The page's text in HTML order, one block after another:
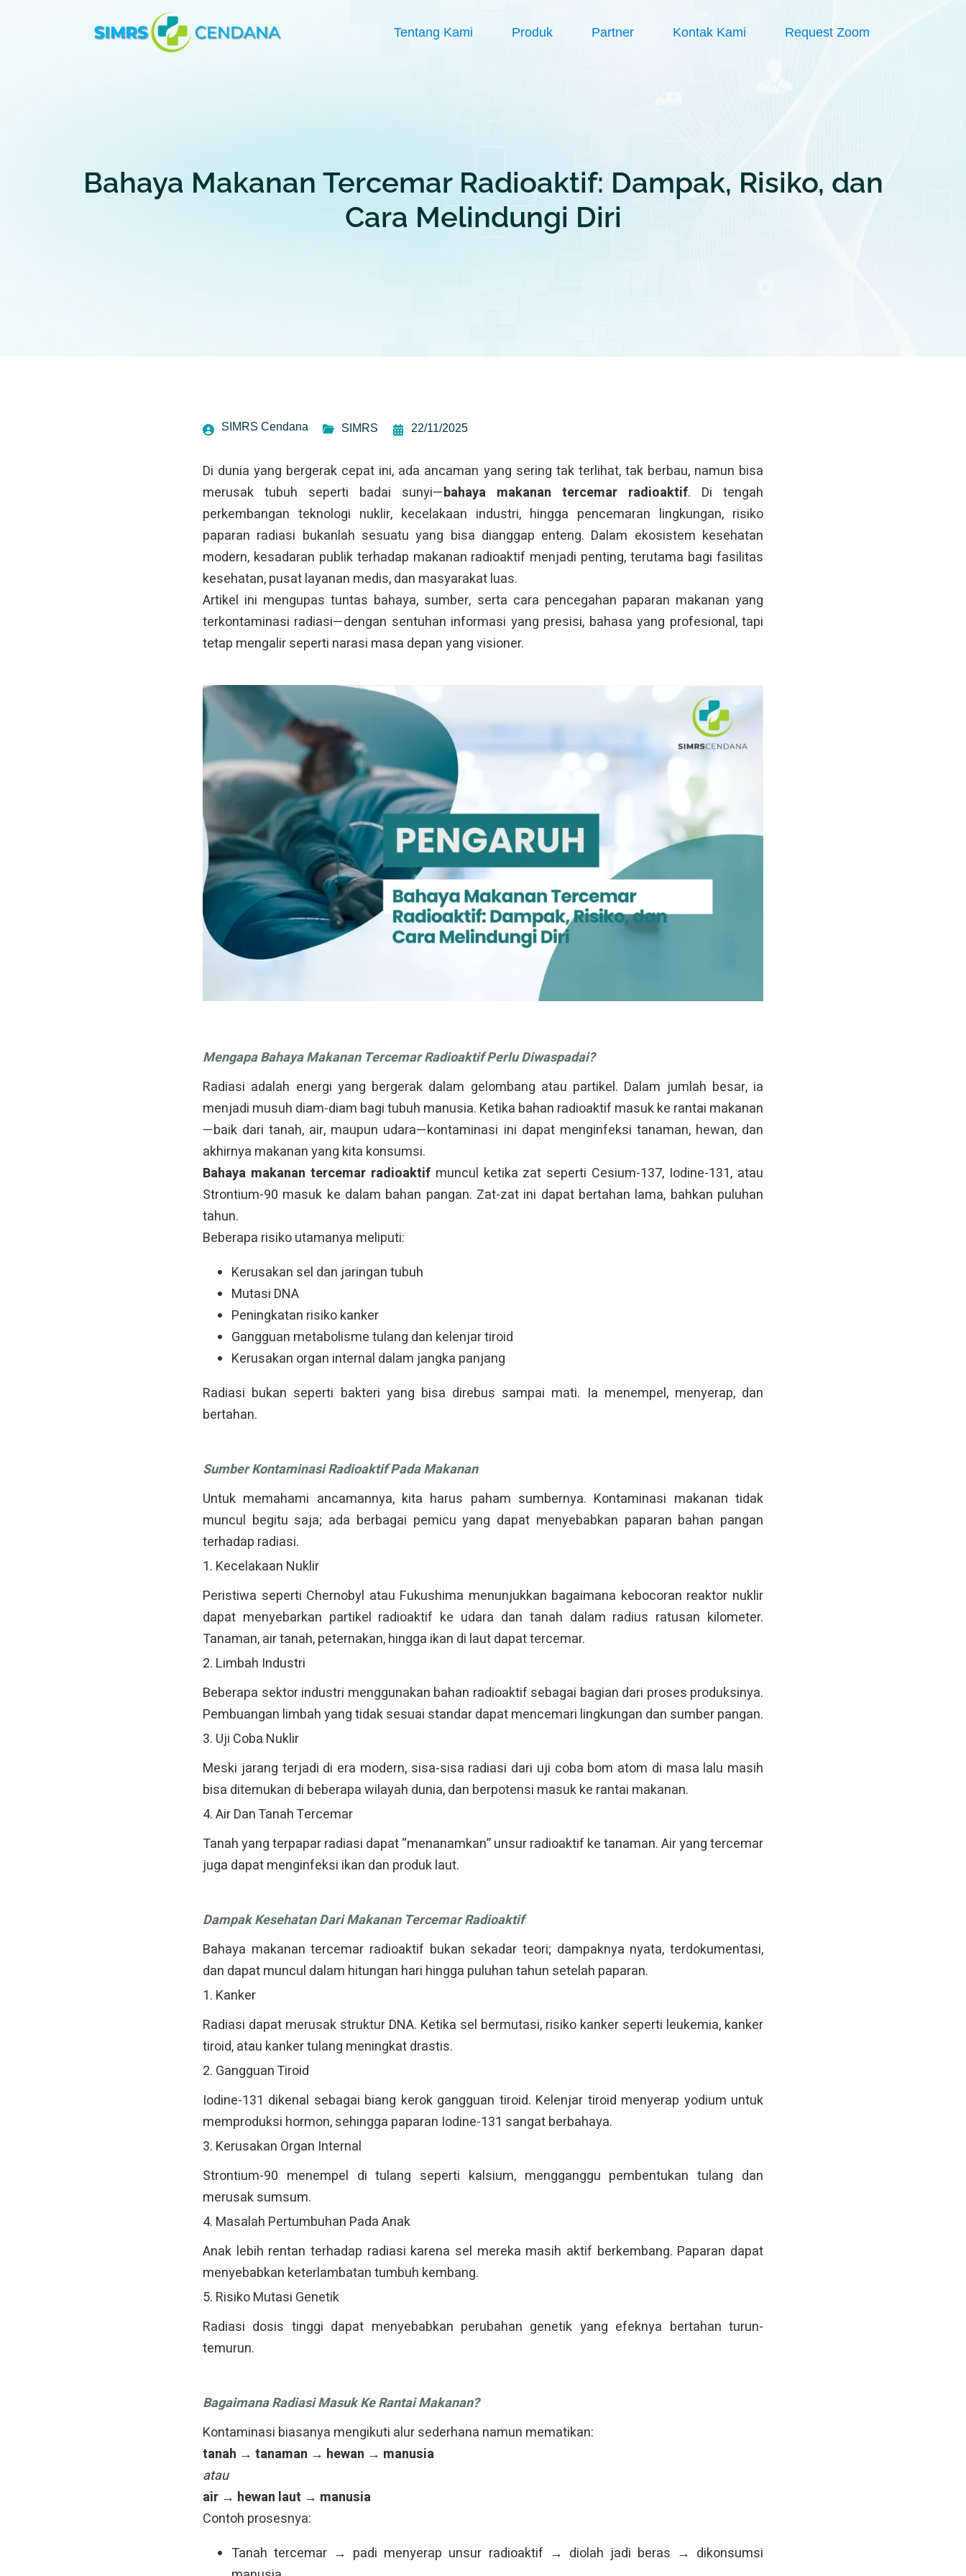
Tentang Kami Produk Partner Kontak Kami Request Zoom
Bahaya Makanan Tercemar Radioaktif: Dampak, Risiko, dan
Cara Melindungi Diri
SIMRS Cendana SIMRS 22/11/2025
Di dunia yang bergerak cepat ini, ada ancaman yang sering tak terlihat, tak berbau, namun bisa
merusak tubuh seperti badai sunyi—bahaya makanan tercemar radioaktif. Di tengah
perkembangan teknologi nuklir, kecelakaan industri, hingga pencemaran lingkungan, risiko
paparan radiasi bukanlah sesuatu yang bisa dianggap enteng. Dalam ekosistem kesehatan
modern, kesadaran publik terhadap makanan radioaktif menjadi penting, terutama bagi fasilitas
kesehatan, pusat layanan medis, dan masyarakat luas.
Artikel ini mengupas tuntas bahaya, sumber, serta cara pencegahan paparan makanan yang
terkontaminasi radiasi—dengan sentuhan informasi yang presisi, bahasa yang profesional, tapi
tetap mengalir seperti narasi masa depan yang visioner.
Mengapa Bahaya Makanan Tercemar Radioaktif Perlu Diwaspadai?
Radiasi adalah energi yang bergerak dalam gelombang atau partikel. Dalam jumlah besar, ia
menjadi musuh diam-diam bagi tubuh manusia. Ketika bahan radioaktif masuk ke rantai makanan
—baik dari tanah, air, maupun udara—kontaminasi ini dapat menginfeksi tanaman, hewan, dan
akhirnya makanan yang kita konsumsi.
Bahaya makanan tercemar radioaktifmuncul ketika zat seperti Cesium-137, Iodine-131, atau
Strontium-90 masuk ke dalam bahan pangan. Zat-zat ini dapat bertahan lama, bahkan puluhan
tahun.
Beberapa risiko utamanya meliputi:
Kerusakan sel dan jaringan tubuh
Mutasi DNA
Peningkatan risiko kanker
Gangguan metabolisme tulang dan kelenjar tiroid
Kerusakan organ internal dalam jangka panjang
Radiasi bukan seperti bakteri yang bisa direbus sampai mati. Ia menempel, menyerap, dan
bertahan.
Sumber Kontaminasi Radioaktif Pada Makanan
Untuk memahami ancamannya, kita harus paham sumbernya. Kontaminasi makanan tidak
muncul begitu saja; ada berbagai pemicu yang dapat menyebabkan paparan bahan pangan
terhadap radiasi.
1. Kecelakaan Nuklir
Peristiwa seperti Chernobyl atau Fukushima menunjukkan bagaimana kebocoran reaktor nuklir
dapat menyebarkan partikel radioaktif ke udara dan tanah dalam radius ratusan kilometer.
Tanaman, air tanah, peternakan, hingga ikan di laut dapat tercemar.
2. Limbah Industri
Beberapa sektor industri menggunakan bahan radioaktif sebagai bagian dari proses produksinya.
Pembuangan limbah yang tidak sesuai standar dapat mencemari lingkungan dan sumber pangan.
3. Uji Coba Nuklir
Meski jarang terjadi di era modern, sisa-sisa radiasi dari uji coba bom atom di masa lalu masih
bisa ditemukan di beberapa wilayah dunia, dan berpotensi masuk ke rantai makanan.
4. Air Dan Tanah Tercemar
Tanah yang terpapar radiasi dapat “menanamkan” unsur radioaktif ke tanaman. Air yang tercemar
juga dapat menginfeksi ikan dan produk laut.
Dampak Kesehatan Dari Makanan Tercemar Radioaktif
Bahaya makanan tercemar radioaktif bukan sekadar teori; dampaknya nyata, terdokumentasi,
dan dapat muncul dalam hitungan hari hingga puluhan tahun setelah paparan.
1. Kanker
Radiasi dapat merusak struktur DNA. Ketika sel bermutasi, risiko kanker seperti leukemia, kanker
tiroid, atau kanker tulang meningkat drastis.
2. Gangguan Tiroid
Iodine-131 dikenal sebagai biang kerok gangguan tiroid. Kelenjar tiroid menyerap yodium untuk
memproduksi hormon, sehingga paparan Iodine-131 sangat berbahaya.
3. Kerusakan Organ Internal
Strontium-90 menempel di tulang seperti kalsium, mengganggu pembentukan tulang dan
merusak sumsum.
4. Masalah Pertumbuhan Pada Anak
Anak lebih rentan terhadap radiasi karena sel mereka masih aktif berkembang. Paparan dapat
menyebabkan keterlambatan tumbuh kembang.
5. Risiko Mutasi Genetik
Radiasi dosis tinggi dapat menyebabkan perubahan genetik yang efeknya bertahan turun-
temurun.
Bagaimana Radiasi Masuk Ke Rantai Makanan?
Kontaminasi biasanya mengikuti alur sederhana namun mematikan:
tanah → tanaman → hewan → manusia
atau
air → hewan laut → manusia
Contoh prosesnya:
Tanah tercemar → padi menyerap unsur radioaktif → diolah jadi beras → dikonsumsi